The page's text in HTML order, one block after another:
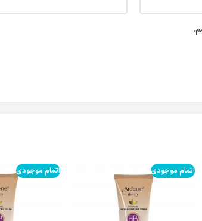
اتمام موجودی اتمام موجودی